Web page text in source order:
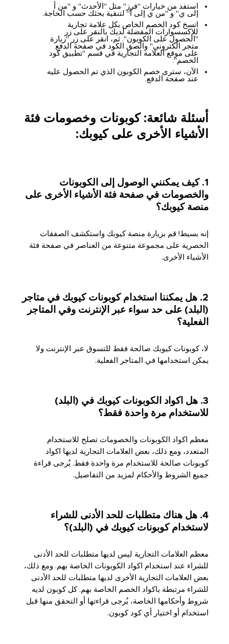
استفد من خيارات "فرز" مثل "الأحدث" و "من أ
إلى ي" و "من ي إلى أ" لتنقية بحثك حسب الحاجة.
انسخ كود الخصم الخاص بكل علامة تجارية
للإكسسوارات المفضلة لديك بالنقر على زر
"الحصول على الكوبون". ثم، انقر على زر "زيارة
متجر الكتروني" والصق الكود في صفحة الدفع
على موقع العلامة التجارية في قسم "تطبيق كود
الخصم".
الآن، سترى خصم الكوبون الذي تم الحصول عليه
عند صفحة الدفع.
أسئلة شائعة: كوبونات وخصومات فئة
الأشياء الأخرى على كيوبك:
1. كيف يمكنني الوصول إلى الكوبونات
والخصومات في صفحة فئة الأشياء الأخرى على
منصة كيوبك؟
إنه بسيط! قم بزيارة منصة كيوبك واستكشف الصفقات
الحصرية على مجموعة متنوعة من العناصر في صفحة فئة
الأشياء الأخرى.
2. هل يمكننا استخدام كوبونات كيوبك في متاجر
(البلد) على حد سواء عبر الإنترنت وفي المتاجر
الفعلية؟
لا، كوبونات كيوبك صالحة فقط للتسوق عبر الإنترنت ولا
يمكن استخدامها في المتاجر الفعلية.
3. هل اكواد الكوبونات كيوبك في (البلد)
للاستخدام مرة واحدة فقط؟
معظم اكواد الكوبونات والخصومات تصلح للاستخدام
المتعدد، ومع ذلك، بعض العلامات التجارية لديها اكواد
كوبونات صالحة للاستخدام مرة واحدة فقط. يُرجى قراءة
جميع الشروط والأحكام لمزيد من التفاصيل.
4. هل هناك متطلبات للحد الأدنى للشراء
لاستخدام كوبونات كيوبك في (البلد)؟
معظم العلامات التجارية ليس لديها متطلبات للحد الأدنى
للشراء عند استخدام اكواد الكوبونات الخاصة بهم. ومع ذلك،
بعض العلامات التجارية الأخرى لديها متطلبات للحد الأدنى
للشراء مرتبطة باكواد الخصم الخاصة بهم. كل كوبون لديه
شروط وأحكامها الخاصة، يُرجى قراءتها أو التحقق منها قبل
استخدام أو اختيار أي كود كوبون.